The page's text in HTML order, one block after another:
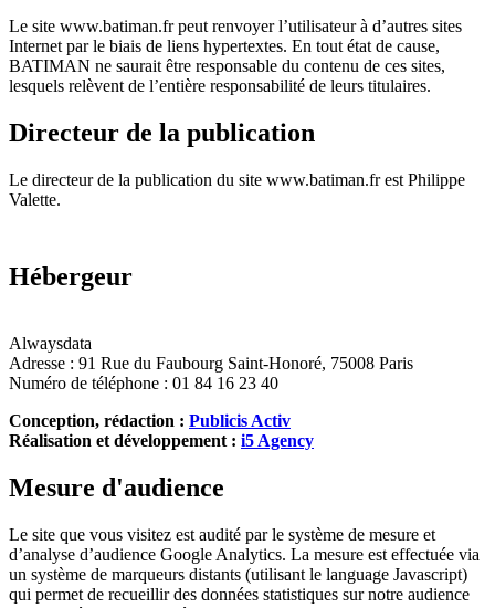
Le site www.batiman.fr peut renvoyer l’utilisateur à d’autres sites
Internet par le biais de liens hypertextes. En tout état de cause,
BATIMAN ne saurait être responsable du contenu de ces sites,
lesquels relèvent de l’entière responsabilité de leurs titulaires.
Directeur de la publication
Le directeur de la publication du site www.batiman.fr est Philippe
Valette.
Hébergeur
Alwaysdata
Adresse : 91 Rue du Faubourg Saint-Honoré, 75008 Paris
Numéro de téléphone : 01 84 16 23 40
Conception, rédaction : Publicis Activ
Réalisation et développement : i5 Agency
Mesure d'audience
Le site que vous visitez est audité par le système de mesure et
d’analyse d’audience Google Analytics. La mesure est effectuée via
un système de marqueurs distants (utilisant le language Javascript)
qui permet de recueillir des données statistiques sur notre audience